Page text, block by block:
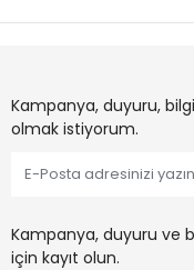
Kampanya, duyuru,
olmak istiyorum.
Kampanya, duyuru ve
için kayıt olun.